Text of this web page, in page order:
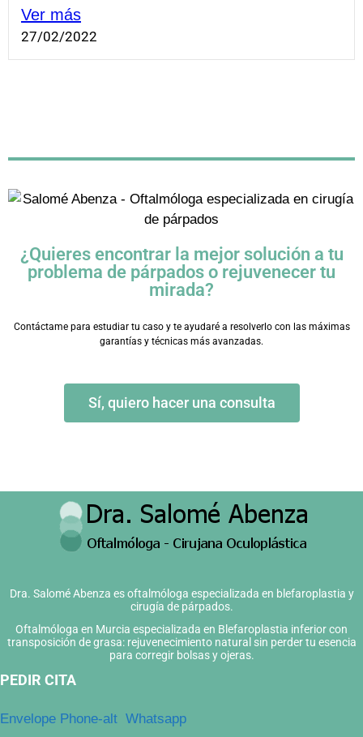
Ver más
27/02/2022
¿Quieres encontrar la mejor solución a tu
problema de párpados o rejuvenecer tu
mirada?
Contáctame para estudiar tu caso y te ayudaré a resolverlo con las máximas
garantías y técnicas más avanzadas.
Sí, quiero hacer una consulta
Dra. Salomé Abenza es oftalmóloga especializada en blefaroplastia y
cirugía de párpados.
Oftalmóloga en Murcia especializada en Blefaroplastia inferior con
transposición de grasa: rejuvenecimiento natural sin perder tu esencia
para corregir bolsas y ojeras.
PEDIR CITA
Envelope Phone-alt Whatsapp